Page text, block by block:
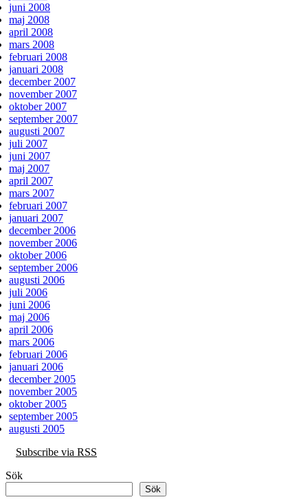
juni 2008
maj 2008
april 2008
mars 2008
februari 2008
januari 2008
december 2007
november 2007
oktober 2007
september 2007
augusti 2007
juli 2007
juni 2007
maj 2007
april 2007
mars 2007
februari 2007
januari 2007
december 2006
november 2006
oktober 2006
september 2006
augusti 2006
juli 2006
juni 2006
maj 2006
april 2006
mars 2006
februari 2006
januari 2006
december 2005
november 2005
oktober 2005
september 2005
augusti 2005
Subscribe via RSS
Sök
Sök